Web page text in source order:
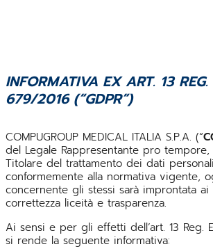
INFORMATIVA EX ART. 13 REG.
679/2016 (“GDPR”)
COMPUGROUP MEDICAL ITALIA S.P.A. (“
del Legale Rappresentante pro
Titolare del trattamento dei dati
conformemente alla normativa vigente,
concernente gli stessi sarà improntata
correttezza liceità e trasparenza.
Ai sensi e per gli effetti dell’art. 13 Reg.
si rende la seguente informativa: